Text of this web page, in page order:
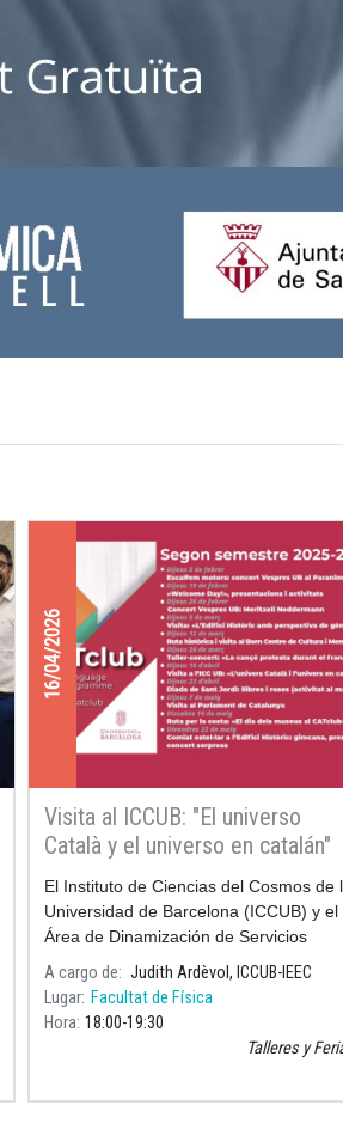
16/04/2026
Visita al ICCUB: "El universo
Català y el universo en catalán"
El Instituto de Ciencias del Cosmos de
Universidad de Barcelona (ICCUB) y el
Área de Dinamización de Servicios
Lingüísticos UB organizan una actividad
especial dirigida a los estudiantes de
movi
A cargo de
Judith Ardèvol, ICCUB-IEEC
Lugar Facultat de Física
Hora 18:00 19:30
Talleres y